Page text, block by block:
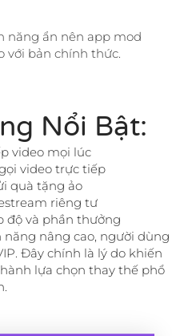
năng ẩn nên app mod
với bản chính thức.
Nổi Bật:
video mọi lúc
video trực tiếp
quà tặng ảo
riêng tư
độ và phần thưởng
nâng cao, người dùng
Đây chính là lý do khiến
lựa chọn thay thế phổ